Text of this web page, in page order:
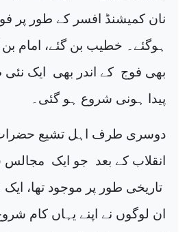
نان کمیشنڈ افسر کے طور پر
ہوگئے۔ خطیب بن گئے، امام
بھی فوج کے اندر بھی
ایک
پیدا ہونی شروع ہو گئی۔
دوسری طرف اہل تشیع
انقلاب کے بعد جو ایک مجالس
تاریخی طور پر موجود تھا، ایک
ان لوگوں نے اپنے یہاں کام